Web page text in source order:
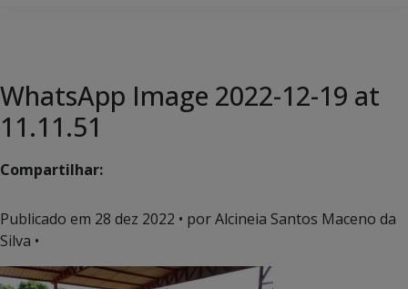
WhatsApp Image 2022-12-19 at
11.11.51
Compartilhar:
Publicado em 28 dez 2022 • por Alcineia Santos Maceno da
Silva •